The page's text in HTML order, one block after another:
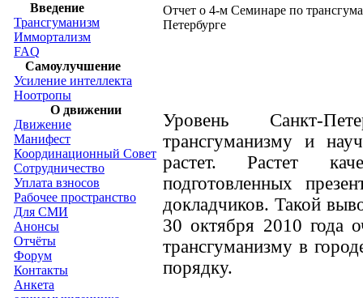
Введение
Трансгуманизм
Иммортализм
FAQ
Самоулучшение
Усиление интеллекта
Ноотропы
О движении
Движение
Манифест
Координационный Совет
Сотрудничество
Уплата взносов
Рабочее пространство
Для СМИ
Анонсы
Отчёты
Форум
Контакты
Анкета
Отчет о 4-м Семинаре по
Петербурге
Уровень Санкт-
трансгуманизму и
растет. Растет
подготовленных
докладчиков. Такой
30 октября 2010 года
трансгуманизму в
порядку.